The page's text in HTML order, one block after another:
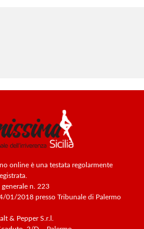
online è una testata regolarmente
generale n. 223
01/2018 presso Tribunale di Palermo
& Pepper S.r.l.